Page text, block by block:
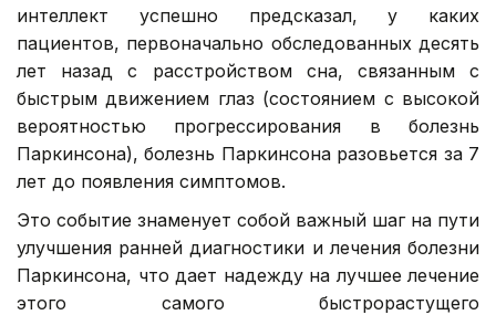
интеллект успешно предсказал, у каких
пациентов, первоначально обследованных десять
лет назад с расстройством сна, связанным с
быстрым движением глаз (состоянием с высокой
вероятностью прогрессирования в болезнь
Паркинсона), болезнь Паркинсона разовьется за 7
лет до появления симптомов.
Это событие знаменует собой важный шаг на пути
улучшения ранней диагностики и лечения болезни
Паркинсона, что дает надежду на лучшее лечение
этого самого быстрорастущего